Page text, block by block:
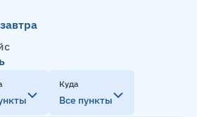
Куда
Все пункты